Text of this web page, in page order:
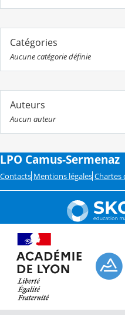
Catégories
Aucune catégorie définie
Auteurs
Aucun auteur
LPO Camus-Sermenaz
Contacts Mentions légales Chartes